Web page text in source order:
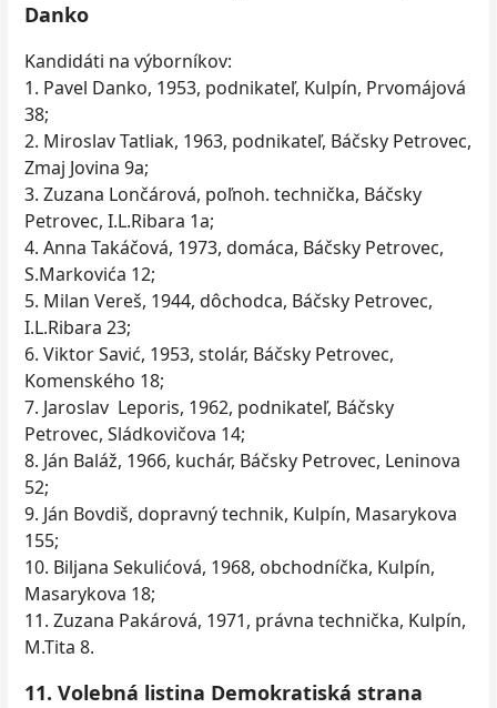
Danko
Kandidáti na výborníkov:
1. Pavel Danko, 1953, podnikateľ, Kulpín, Prvomájová
38;
2. Miroslav Tatliak, 1963, podnikateľ, Báčsky Petrovec,
Zmaj Jovina 9a;
3. Zuzana Lončárová, poľnoh. technička, Báčsky
Petrovec, I.L.Ribara 1a;
4. Anna Takáčová, 1973, domáca, Báčsky Petrovec,
S.Markovića 12;
5. Milan Vereš, 1944, dôchodca, Báčsky Petrovec,
I.L.Ribara 23;
6. Viktor Savić, 1953, stolár, Báčsky Petrovec,
Komenského 18;
7. Jaroslav Leporis, 1962, podnikateľ, Báčsky
Petrovec, Sládkovičova 14;
8. Ján Baláž, 1966, kuchár, Báčsky Petrovec, Leninova
52;
9. Ján Bovdiš, dopravný technik, Kulpín, Masarykova
155;
10. Biljana Sekulićová, 1968, obchodníčka, Kulpín,
Masarykova 18;
11. Zuzana Pakárová, 1971, právna technička, Kulpín,
M.Tita 8.
11. Volebná listina Demokratiská strana